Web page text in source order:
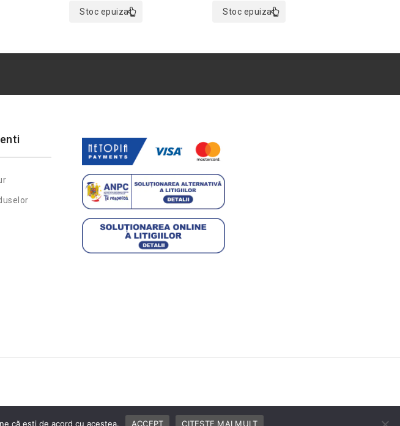
Stoc epuizat Stoc epuizat
că ești de acord cu acestea. ACCEPT CITESTE MAI MULT